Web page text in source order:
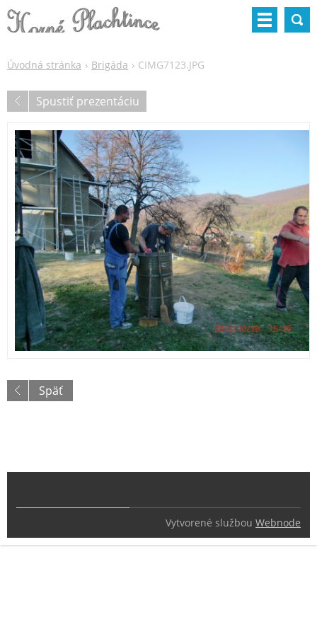
Úvodná stránka Brigáda CIMG7123.JPG
Spustiť prezentáciu
Späť
Vytvorené službou Webnode